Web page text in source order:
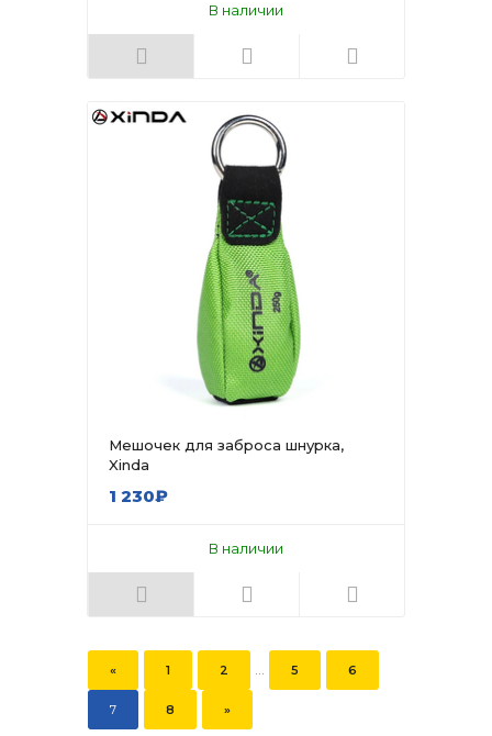
В наличии
Мешочек для заброса шнурка,
Xinda
1 230₽
В наличии
« 1 2 5 6
7 8 »